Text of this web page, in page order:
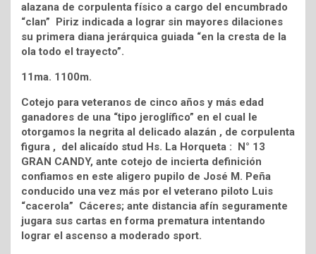
alazana de corpulenta físico a cargo del encumbrado
“clan” Piriz indicada a lograr sin mayores dilaciones
su primera diana jerárquica guiada “en la cresta de la
ola todo el trayecto”.
11ma. 1100m.
Cotejo para veteranos de cinco años y más edad
ganadores de una “tipo jeroglífico” en el cual le
otorgamos la negrita al delicado alazán , de corpulenta
figura , del alicaído stud Hs. La Horqueta : N° 13
GRAN CANDY, ante cotejo de incierta definición
confiamos en este aligero pupilo de José M. Peña
conducido una vez más por el veterano piloto Luis
“cacerola” Cáceres; ante distancia afín seguramente
jugara sus cartas en forma prematura intentando
lograr el ascenso a moderado sport.